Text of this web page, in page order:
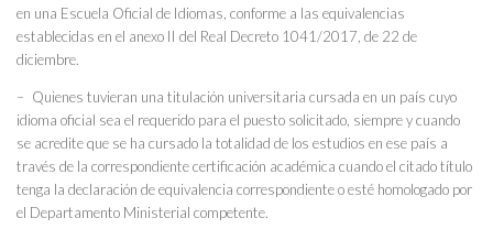
en una Escuela Oficial de Idiomas, conforme a las equivalencias
establecidas en el anexo II del Real Decreto 1041/2017, de 22 de
diciembre.
– Quienes tuvieran una titulación universitaria cursada en un país cuyo
idioma oficial sea el requerido para el puesto solicitado, siempre y cuando
se acredite que se ha cursado la totalidad de los estudios en ese país a
través de la correspondiente certificación académica cuando el citado título
tenga la declaración de equivalencia correspondiente o esté homologado por
el Departamento Ministerial competente.